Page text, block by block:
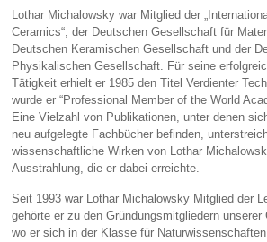
Lothar Michalowsky war Mitglied der
Ceramics“, der Deutschen Gesellschaft für
Deutschen Keramischen Gesellschaft und der
Physikalischen Gesellschaft. Für seine
Tätigkeit erhielt er 1985 den Titel Verdienter
wurde er “Professional Member of the World
Eine Vielzahl von Publikationen, unter denen
neu aufgelegte Fachbücher befinden,
wissenschaftliche Wirken von Lothar
Ausstrahlung, die er dabei erreichte.
Seit 1993 war Lothar Michalowsky Mitglied der
gehörte er zu den Gründungsmitgliedern
wo er sich in der Klasse für